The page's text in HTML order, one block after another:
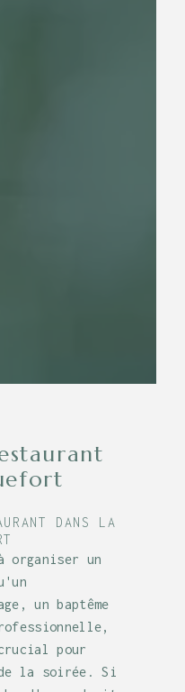
DANS LA
organiser un
un baptême
pour
la soirée. Si